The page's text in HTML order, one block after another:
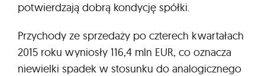
potwierdzają dobrą kondycję spółki.
Przychody ze sprzedaży po czterech kwartałach
2015 roku wyniosły 116,4 mln EUR, co oznacza
niewielki spadek w stosunku do analogicznego